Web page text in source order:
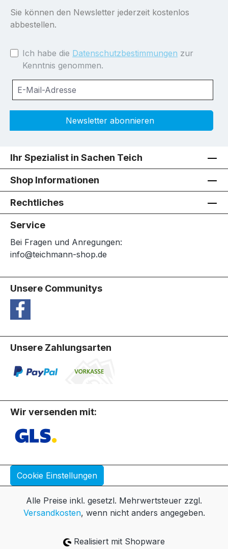
Sie können den Newsletter jederzeit kostenlos
abbestellen.
Ich habe die Datenschutzbestimmungen zur
Kenntnis genommen.
Newsletter abonnieren
Ihr Spezialist in Sachen Teich
Shop Informationen
Rechtliches
Service
Bei Fragen und Anregungen:
info@teichmann-shop.de
Unsere Communitys
Unsere Zahlungsarten
Wir versenden mit:
Cookie Einstellungen
Alle Preise inkl. gesetzl. Mehrwertsteuer zzgl.
Versandkosten, wenn nicht anders angegeben.
Realisiert mit Shopware